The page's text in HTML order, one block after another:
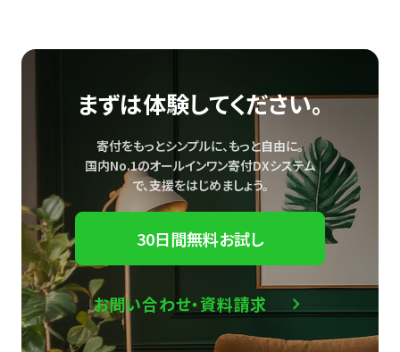
まずは体験してください。
寄付をもっとシンプルに、もっと自由に。
国内No.1のオールインワン寄付DXシステム
で、支援をはじめましょう。
30日間無料お試し
お問い合わせ・資料請求